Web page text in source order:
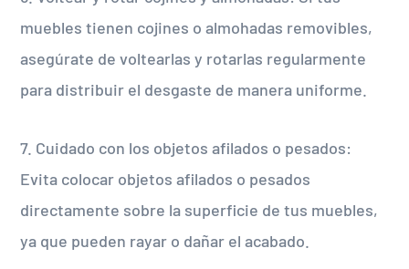
muebles tienen cojines o almohadas removibles,
asegúrate de voltearlas y rotarlas regularmente
para distribuir el desgaste de manera uniforme.
7. Cuidado con los objetos afilados o pesados:
Evita colocar objetos afilados o pesados
directamente sobre la superficie de tus muebles,
ya que pueden rayar o dañar el acabado.